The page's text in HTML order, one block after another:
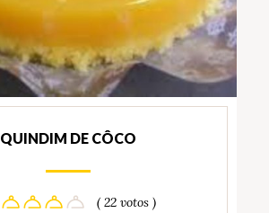
QUINDIM DE CÔCO
( 22 votos )